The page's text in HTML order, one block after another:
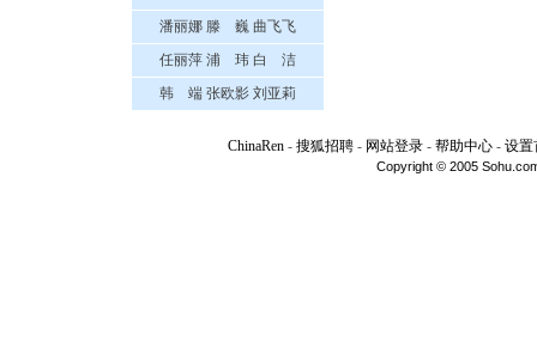
潘丽娜 滕 巍 曲飞飞
任丽萍 浦 玮 白 洁
韩 端 张欧影 刘亚莉
ChinaRen - 搜狐招聘 - 网站登录 - 帮助中心 - 设置
Copyright © 2005